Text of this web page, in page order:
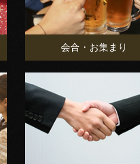
会合・お集まり